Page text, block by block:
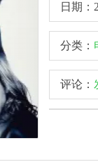
日期：
分类：
评论：